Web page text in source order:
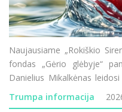
Naujausiame „Rokiškio
fondas „Gėrio glėbyje“
Danielius Mikalkėnas
pėsčiomis aplink
modernizacija &ndas
Trumpa informacija